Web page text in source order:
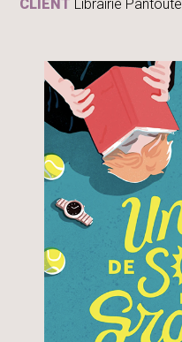
CLIENT Librairie Pantoute